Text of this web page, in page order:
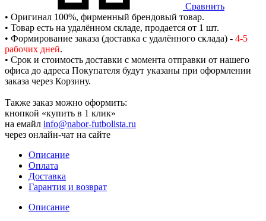
Сравнить
• Оригинал 100%, фирменный брендовый товар.
• Товар есть на удалённом складе, продается от 1 шт.
• Формирование заказа (доставка с удалённого склада) - 4-5
рабочих дней.
• Срок и стоимость доставки с момента отправки от нашего
офиса до адреса Покупателя будут указаны при оформлении
заказа через Корзину.
Также заказ можно оформить:
кнопкой «купить в 1 клик»
на емайл info@nabor-futbolista.ru
через онлайн-чат на сайте
Описание
Оплата
Доставка
Гарантия и возврат
Описание